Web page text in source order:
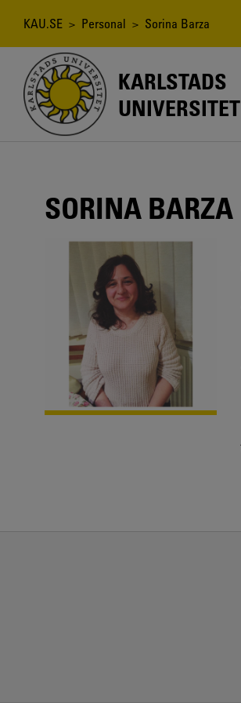
Länkstig
KAU.SE > Personal > Sorina Barza
KARLSTADS
UNIVERSITET
SORINA BARZA